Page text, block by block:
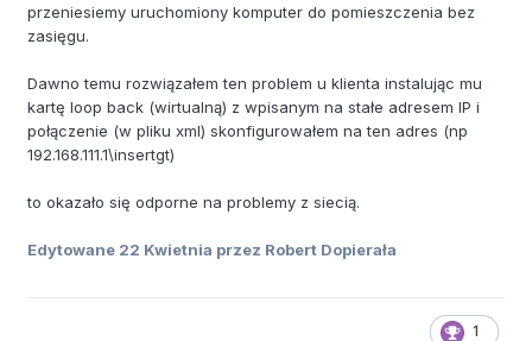
przeniesiemy uruchomiony komputer do pomieszczenia bez
zasięgu.
Dawno temu rozwiązałem ten problem u klienta instalując mu
kartę loop back (wirtualną) z wpisanym na stałe adresem IP i
połączenie (w pliku xml) skonfigurowałem na ten adres (np
192.168.111.1\insertgt)
to okazało się odporne na problemy z siecią.
Edytowane 22 Kwietnia przez Robert Dopierała
1